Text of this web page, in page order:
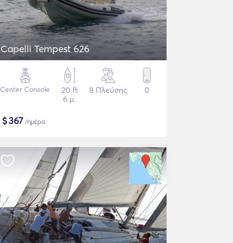
Capelli Tempest 626
Center Console
20 ft
6 μ.
8 Πλεύσης 0
$367 /ημέρα